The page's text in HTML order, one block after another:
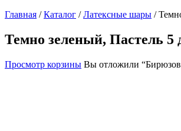
Главная / Каталог / Латексные шары /
Темно зеленый, Пастель
Просмотр корзины Вы отложили